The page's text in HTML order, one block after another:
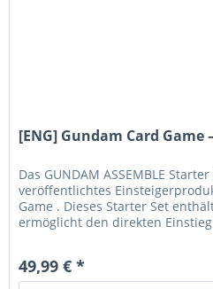
[ENG] Gundam Card Game
Das GUNDAM ASSEMBLE
veröffentlichtes
Game . Dieses Starter Set
ermöglicht den direkten
49,99 € *